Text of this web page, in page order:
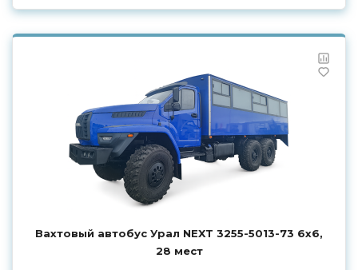
Вахтовый автобус Урал NEXT 3255-5013-73 6x6,
28 мест